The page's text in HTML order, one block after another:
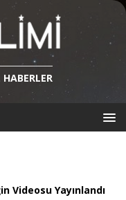
Videosu Yayınlandı